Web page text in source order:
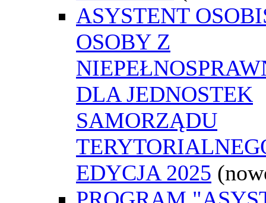
ASYSTENT
OSOBY Z
DLA JEDNOSTEK
SAMORZĄDU
EDYCJA 2025